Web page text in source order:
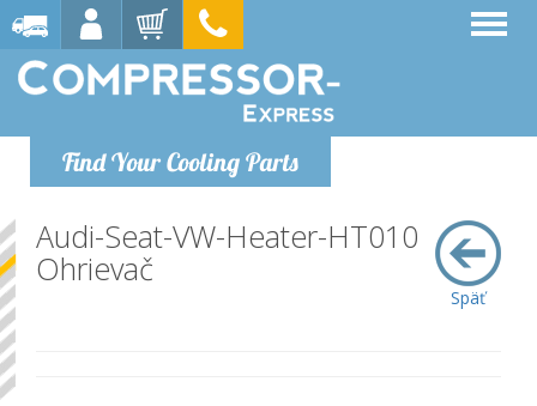
Find Your Cooling Parts
Späť
Audi-Seat-VW-Heater-HT010
Ohrievač